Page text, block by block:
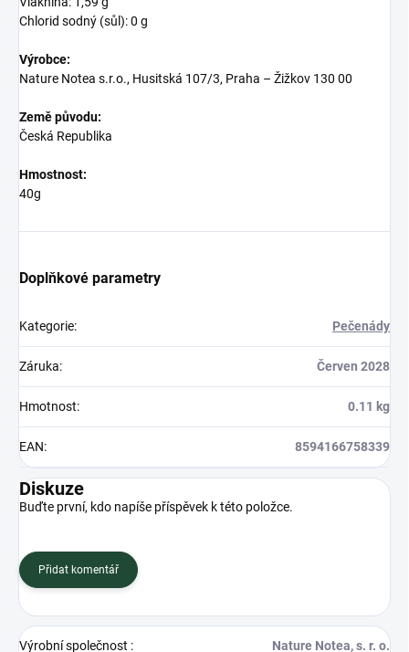
Chlorid sodný (sůl): 0 g
Výrobce:
Nature Notea s.r.o., Husitská 107/3, Praha – Žižkov 130 00
Země původu:
Česká Republika
Hmostnost:
40g
Doplňkové parametry
Kategorie: Pečenády
Záruka: Červen 2028
Hmotnost: 0.11 kg
EAN: 8594166758339
Diskuze
Buďte první, kdo napíše příspěvek k této položce.
Přidat komentář
Výrobní společnost : Nature Notea, s. r. o.